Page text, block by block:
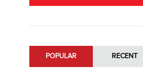
POPULAR RECENT